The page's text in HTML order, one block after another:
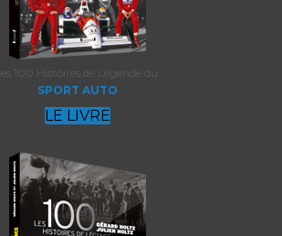
Les 100 Histoires de Légende du
SPORT AUTO
LE LIVRE